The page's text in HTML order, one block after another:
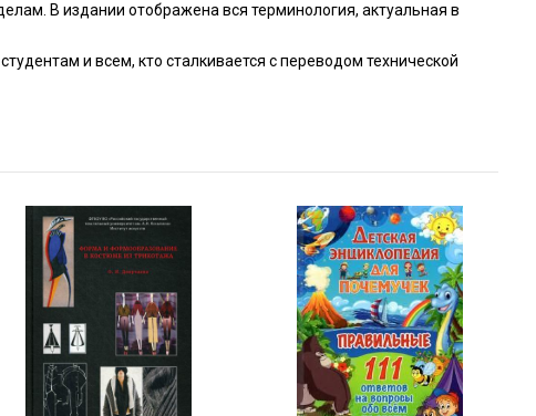
В издании отображена вся терминология, актуальная в
и всем, кто сталкивается с переводом технической